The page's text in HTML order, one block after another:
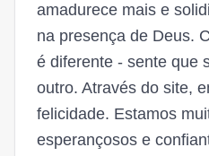
amadurece mais e
na presença de Deus.
é diferente - sente que
outro. Através do site,
felicidade. Estamos
esperançosos e